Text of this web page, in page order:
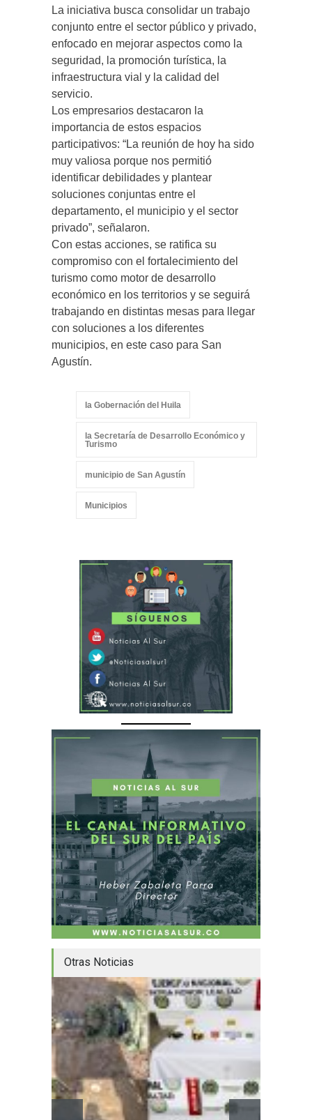
La iniciativa busca consolidar un trabajo
conjunto entre el sector público y privado,
enfocado en mejorar aspectos como la
seguridad, la promoción turística, la
infraestructura vial y la calidad del
servicio.
Los empresarios destacaron la
importancia de estos espacios
participativos: “La reunión de hoy ha sido
muy valiosa porque nos permitió
identificar debilidades y plantear
soluciones conjuntas entre el
departamento, el municipio y el sector
privado”, señalaron.
Con estas acciones, se ratifica su
compromiso con el fortalecimiento del
turismo como motor de desarrollo
económico en los territorios y se seguirá
trabajando en distintas mesas para llegar
con soluciones a los diferentes
municipios, en este caso para San
Agustín.
la Gobernación del Huila
la Secretaría de Desarrollo Económico y
Turismo
municipio de San Agustín
Municipios
Otras Noticias